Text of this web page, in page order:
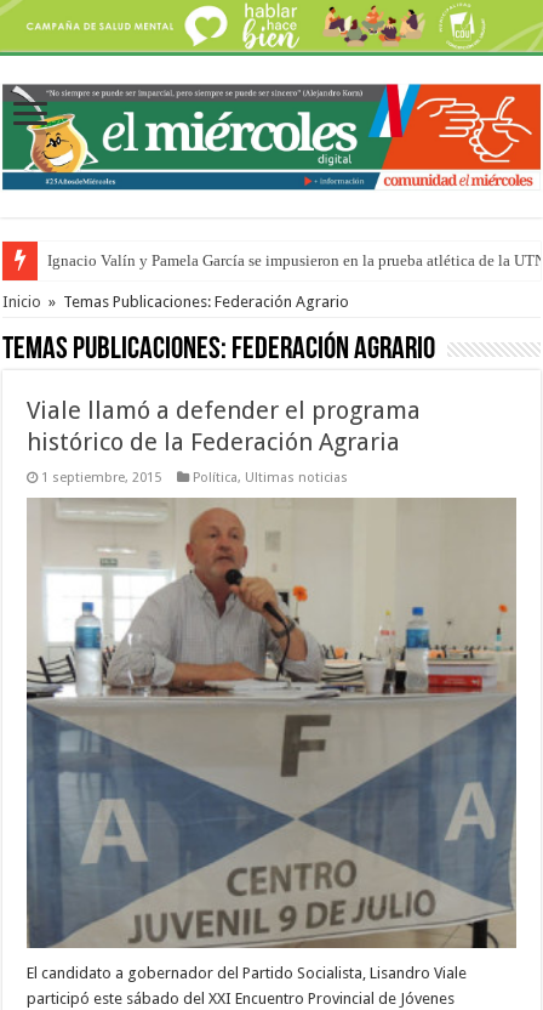
Ignacio Valín y Pamela García se impusieron en la prueba atlética de la
Traigo el litoral en mi canción: 100 años de Aníbal Sampayo
Inicio » Temas Publicaciones: Federación Agrario
Temas Publicaciones: Federación Agrario
Viale llamó a defender el programa
histórico de la Federación Agraria
1 septiembre, 2015 Política, Ultimas noticias
El candidato a gobernador del Partido Socialista, Lisandro Viale
participó este sábado del XXI Encuentro Provincial de Jóvenes